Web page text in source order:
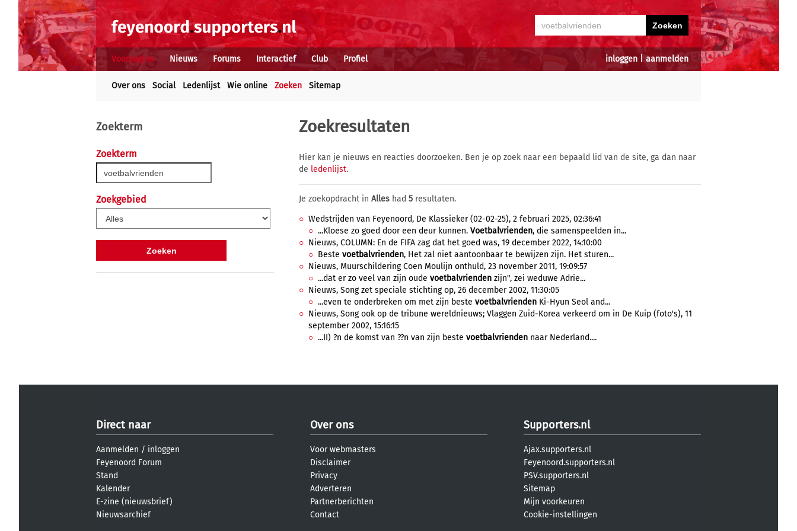
inloggen aanmelden
Voorpagina Nieuws Forums Interactief Club Profiel
Over ons Social Ledenlijst Wie online Zoeken Sitemap
Zoekterm
Zoekterm
Zoekgebied
Zoekresultaten
Hier kan je nieuws en reacties doorzoeken. Ben je op zoek naar een bepaald lid van de site, ga dan naar
de ledenlijst.
Je zoekopdracht in Alles had 5 resultaten.
Wedstrijden van Feyenoord, De Klassieker (02-02-25), 2 februari 2025, 02:36:41
...Kloese zo goed door een deur kunnen. Voetbalvrienden, die samenspeelden in...
Nieuws, COLUMN: En de FIFA zag dat het goed was, 19 december 2022, 14:10:00
Beste voetbalvrienden, Het zal niet aantoonbaar te bewijzen zijn. Het sturen...
Nieuws, Muurschildering Coen Moulijn onthuld, 23 november 2011, 19:09:57
...dat er zo veel van zijn oude voetbalvrienden zijn", zei weduwe Adrie...
Nieuws, Song zet speciale stichting op, 26 december 2002, 11:30:05
...even te onderbreken om met zijn beste voetbalvrienden Ki-Hyun Seol and...
Nieuws, Song ook op de tribune wereldnieuws; Vlaggen Zuid-Korea verkeerd om in De Kuip (foto's), 11
september 2002, 15:16:15
...II) ?n de komst van ??n van zijn beste voetbalvrienden naar Nederland....
Direct naar
Aanmelden / inloggen
Feyenoord Forum
Stand
Kalender
E-zine (nieuwsbrief)
Nieuwsarchief
Over ons
Voor webmasters
Disclaimer
Privacy
Adverteren
Partnerberichten
Contact
Supporters.nl
Ajax.supporters.nl
Feyenoord.supporters.nl
PSV.supporters.nl
Sitemap
Mijn voorkeuren
Cookie-instellingen